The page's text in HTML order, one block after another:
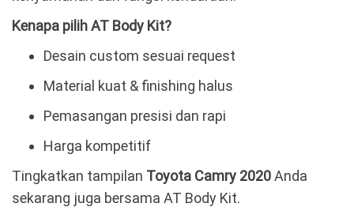
Kenapa pilih AT Body Kit?
Desain custom sesuai request
Material kuat & finishing halus
Pemasangan presisi dan rapi
Harga kompetitif
Tingkatkan tampilan Toyota Camry 2020Anda
sekarang juga bersama AT Body Kit.